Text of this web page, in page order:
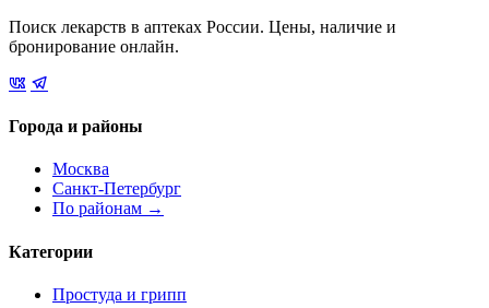
Поиск лекарств в аптеках России. Цены, наличие и
бронирование онлайн.
Города и районы
Москва
Санкт-Петербург
По районам →
Категории
Простуда и грипп